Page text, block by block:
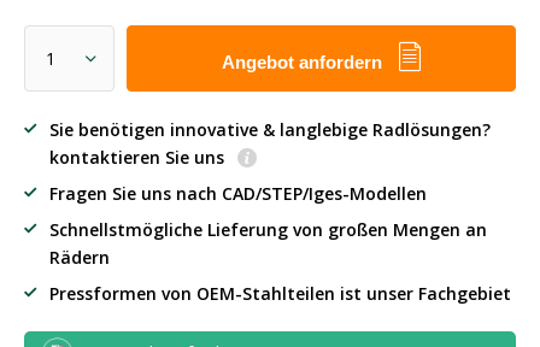
Angebot anfordern
Sie benötigen innovative & langlebige Radlösungen?
kontaktieren Sie uns
Fragen Sie uns nach CAD/STEP/Iges-Modellen
Schnellstmögliche Lieferung von großen Mengen an
Rädern
Pressformen von OEM-Stahlteilen ist unser Fachgebiet